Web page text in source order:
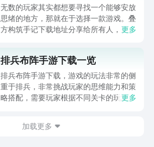
无数的玩家其实都想要寻找一个能够安放
思绪的地方，那就在于选择一款游戏。叠
方构筑手记下载地址分享给所有人，这一
情。如果大家想要下载这款游戏，其实方
法很简单，通过以下的链接即可先来看一
下游戏的主要乐趣吧。
更多
排兵布阵手游下载一览
排兵布阵手游下载，游戏的玩法非常的侧
重于排兵，非常挑战玩家的思维能力和策
略搭配，需要玩家根据不同关卡的玩法设
一种士兵都有自己独特的技能，及运用的
更多
加载更多